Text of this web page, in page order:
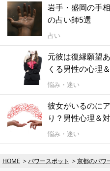
岩手・盛岡の手
の占い師5選
占い
元彼は復縁願望
くる男性の心理
悩み・迷い
彼女がいるのに
り？男性心理＆
悩み・迷い
HOME パワースポット 京都のパワ